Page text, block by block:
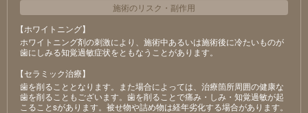
施術のリスク ・ 副作用
【ホワイトニング】
ホワイトニング剤の刺激により、施術中あるいは施術後に冷たいものが
⻭にしみる知覚過敏症状をともなうことがあります。
【セラミック治療】
⻭を削ることとなります。また場合によっては、治療箇所周囲の健康な
⻭を削ることもございます。⻭を削ることで痛み・しみ・知覚過敏が起
こることsがあります。被せ物や詰め物は経年劣化する場合があります。